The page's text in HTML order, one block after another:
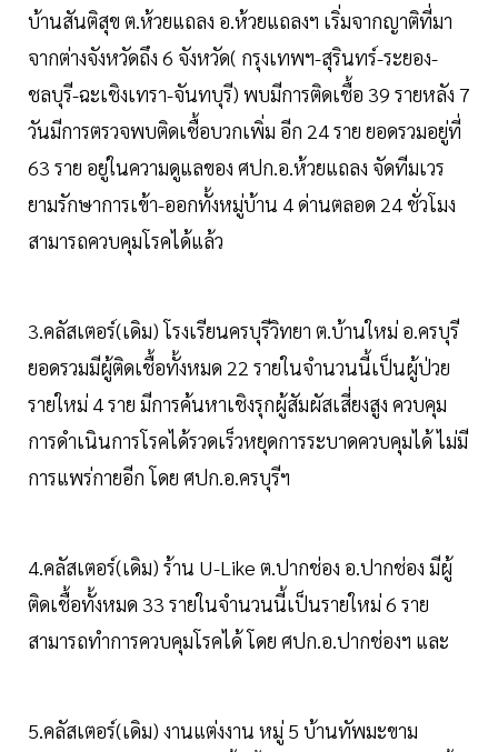
บ้านสันติสุข ต.ห้วยแถลง อ.ห้วยแถลงฯ เริ่มจากญาติที่มา
จากต่างจังหวัดถึง 6 จังหวัด( กรุงเทพฯ-สุรินทร์-ระยอง-
ชลบุรี-ฉะเชิงเทรา-จันทบุรี) พบมีการติดเชื้อ 39 รายหลัง 7
วันมีการตรวจพบติดเชื้อบวกเพิ่ม อีก 24 ราย ยอดรวมอยู่ที่
63 ราย อยู่ในความดูแลของ ศปก.อ.ห้วยแถลง จัดทีมเวร
ยามรักษาการเข้า-ออกทั้งหมู่บ้าน 4 ด่านตลอด 24 ชั่วโมง
สามารถควบคุมโรคได้แล้ว
3.คลัสเตอร์(เดิม) โรงเรียนครบุรีวิทยา ต.บ้านใหม่ อ.ครบุรี
ยอดรวมมีผู้ติดเชื้อทั้งหมด 22 รายในจำนวนนี้เป็นผู้ป่วย
รายใหม่ 4 ราย มีการค้นหาเชิงรุกผู้สัมผัสเสี่ยงสูง ควบคุม
การดำเนินการโรคได้รวดเร็วหยุดการระบาดควบคุมได้ ไม่มี
การแพร่กายอีก โดย ศปก.อ.ครบุรีฯ
4.คลัสเตอร์(เดิม) ร้าน U-Like ต.ปากช่อง อ.ปากช่อง มีผู้
ติดเชื้อทั้งหมด 33 รายในจำนวนนี้เป็นรายใหม่ 6 ราย
สามารถทำการควบคุมโรคได้ โดย ศปก.อ.ปากช่องฯ และ
5.คลัสเตอร์(เดิม) งานแต่งงาน หมู่ 5 บ้านทัพมะขาม